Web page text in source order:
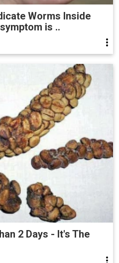
Worms Inside
is ..
2 Days - It's The